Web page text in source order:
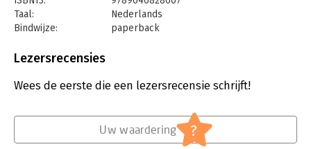
Taal:
Nederlands
Bindwijze:
paperback
Uitgever:
Verschijningsdatum:
6-6-2024
Mens en maatschappij
Strafrecht - Criminologie
Lezersrecensies
Wees de eerste die een lezersrecensie schrijft!
Uw waardering ?